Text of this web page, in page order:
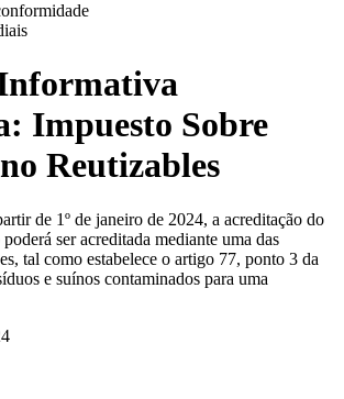
Impuesto Sobre
Reutizables
de 1º de janeiro de 2024, a acreditação do
ser acreditada mediante uma das
tal como estabelece o artigo 77, ponto 3 da
e suínos contaminados para uma